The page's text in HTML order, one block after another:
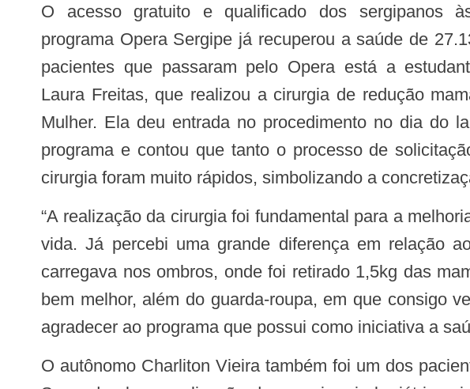
O acesso gratuito e qualificado dos sergipanos às cirurgias eletivas do
programa Opera Sergipe já recuperou a saúde de
pacientes que passaram pelo Opera está a
Laura Freitas, que realizou a cirurgia de redução
Mulher. Ela deu entrada no procedimento no dia do
programa e contou que tanto o processo de
cirurgia foram muito rápidos, simbolizando a
“A realização da cirurgia foi fundamental para a melhoria da minha qualidade de
vida. Já percebi uma grande diferença em relação
carregava nos ombros, onde foi retirado 1,5kg das
bem melhor, além do guarda-roupa, em que consigo
agradecer ao programa que possui como iniciativa a
O autônomo Charliton Vieira também foi um dos pacientes que compareceu ao dia do lançamento da fase 2 do Opera Sergipe.